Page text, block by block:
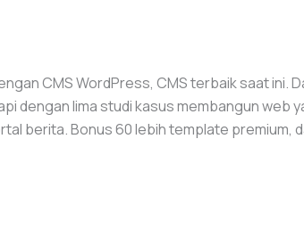
CMS WordPress, CMS terbaik saat ini.
dengan lima studi kasus membangun
berita. Bonus 60 lebih template premium,